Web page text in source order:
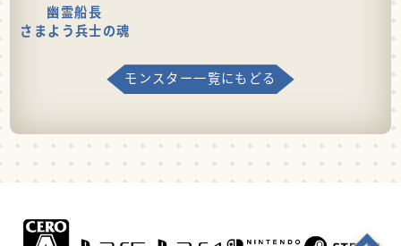
幽霊船長
さまよう兵士の魂
モンスター一覧にもどる